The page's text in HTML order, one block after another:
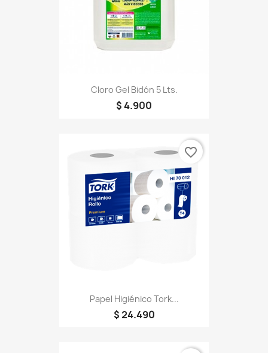
Cloro Gel Bidón 5 Lts.
$ 4.900
Papel Higiénico Tork...
$ 24.490
favorite_border